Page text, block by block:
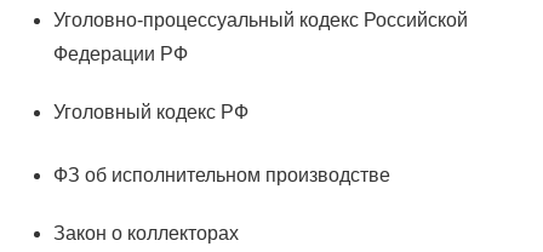
Уголовно-процессуальный кодекс Российской
Федерации РФ
Уголовный кодекс РФ
ФЗ об исполнительном производстве
Закон о коллекторах